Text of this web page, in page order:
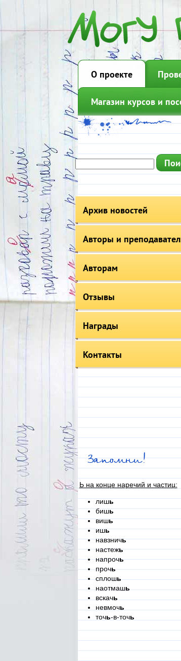
О проекте
Магазин курсов и
Архив новостей
Авторы и
Авторам
Отзывы
Награды
Контакты
Запомни!
Ь на конце наречий и частиц:
лишь
бишь
вишь
ишь
навзничь
настежь
напрочь
прочь
сплошь
наотмашь
вскачь
невмочь
точь-в-точь